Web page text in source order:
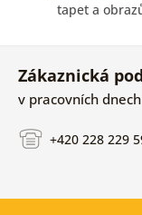
tapet a
Zákaznická
v pracovních
+420 228 229